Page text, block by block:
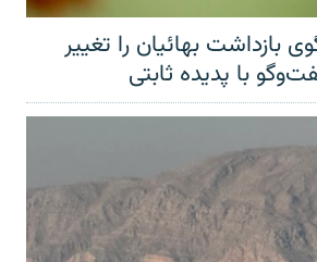
بازداشت بهائیان را تغییر
با پدیده ثابتی